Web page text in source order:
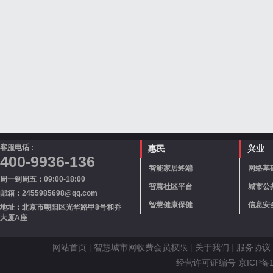
客服电话 :
400-9936-136
周一到周五：09:00-18:00
邮箱：2455985698@qq.com
地址：北京市朝阳区光华路甲8号和乔
大厦A座
惠民
智能家居终端
智慧社区平台
智慧健康保健
兴业
网络基
城市公
信息安
网站首页 | 智慧城市网收费会员权限 | 关于我们 | 服务协议
经营许可证编号 京ICP